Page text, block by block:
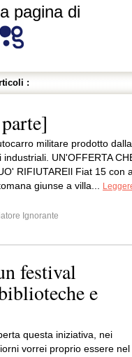
pagina di
:
militare prodotto dalla
industriali. UN'OFFERTA
RIFIUTAREIl Fiat 15 con
giunse a villa...
Ignorante
festival
e
questa iniziativa, nei
vorrei proprio essere nel